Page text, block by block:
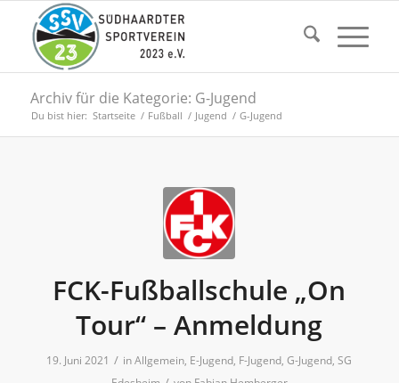
Archiv für die Kategorie: G-Jugend
Du bist hier: Startseite / Fußball / Jugend / G-Jugend
FCK-Fußballschule „On
Tour“ – Anmeldung
19. Juni 2021 / inAllgemein, E-Jugend, F-Jugend,G-Jugend,SG